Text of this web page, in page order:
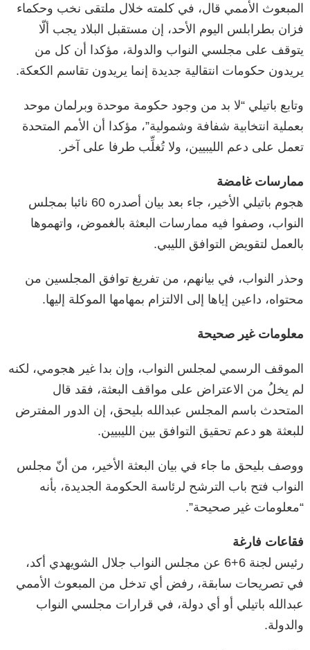
المبعوث الأممي قال، في كلمته خلال ملتقى نخب وحكماء
فزان بطرابلس اليوم الأحد، إن مستقبل البلاد يجب ألّا
يتوقف على مجلسي النواب والدولة، مؤكدا أن كل من
يريدون حكومات انتقالية جديدة إنما يريدون تقاسم الكعكة.
وتابع باتيلي “لا بد من وجود حكومة موحدة وبرلمان موحد
بعملية انتخابية شفافة وشمولية”، مؤكدا أن الأمم المتحدة
تعمل على دعم الليبيين، ولا تُغلِّب طرفا على آخر.
ممارسات غامضة
هجوم باتيلي الأخير، جاء بعد بيان أصدره 60 نائبا بمجلس
النواب، وصفوا فيه ممارسات البعثة بالغموض، واتهموها
بالعمل لتقويض التوافق الليبي.
وحذر النواب، في بيانهم، من تفريغ توافق المجلسين من
محتواه، داعين إياها إلى الالتزام بمهامها الموكلة إليها.
معلومات غير صحيحة
الموقف الرسمي لمجلس النواب، وإن بدا غير هجومي، لكنه
لم يخلُ من الاعتراض على مواقف البعثة، فقد قال
المتحدث باسم المجلس عبدالله بليحق، إن الدور المفترض
للبعثة هو دعم تحقيق التوافق بين الليبيين.
ووصف بليحق ما جاء في بيان البعثة الأخير، من أنّ مجلس
النواب فتح باب الترشح لرئاسة الحكومة الجديدة، بأنه
“معلومات غير صحيحة”.
فقاعات فارغة
رئيس لجنة 6+6 عن مجلس النواب جلال الشويهدي أكد،
في تصريحات سابقة، رفض أي تدخل من المبعوث الأممي
عبدالله باتيلي أو أي دولة، في قرارات مجلسي النواب
والدولة.